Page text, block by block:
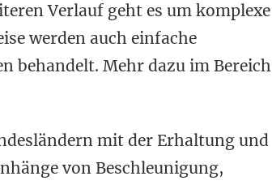
Verlauf geht es um komplexe
werden auch einfache
behandelt. Mehr dazu im Bereich
mit der Erhaltung und
von Beschleunigung,